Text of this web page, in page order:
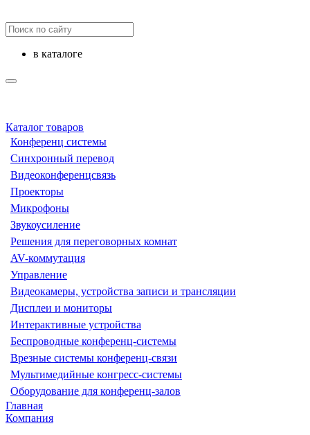
в каталоге
Каталог товаров
Конференц системы
Синхронный перевод
Видеоконференцсвязь
Проекторы
Микрофоны
Звукоусиление
Решения для переговорных комнат
AV-коммутация
Управление
Видеокамеры, устройства записи и трансляции
Дисплеи и мониторы
Интерактивные устройства
Беспроводные конференц-системы
Врезные системы конференц-связи
Мультимедийные конгресс-системы
Оборудование для конференц-залов
Главная
Компания